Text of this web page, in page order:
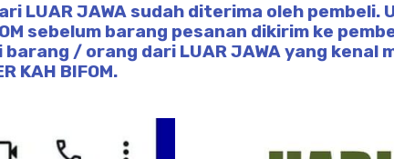
LUAR JAWA sudah diterima oleh pembeli.
sebelum barang pesanan dikirim ke
/ orang dari LUAR JAWA yang kenal
KAH BIFOM.